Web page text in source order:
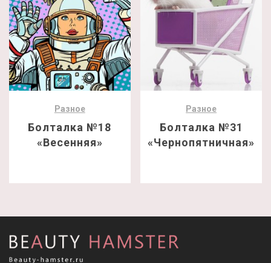
Разное
Болталка №18
«Весенняя»
Разное
Болталка №31
«Чернопятничная»